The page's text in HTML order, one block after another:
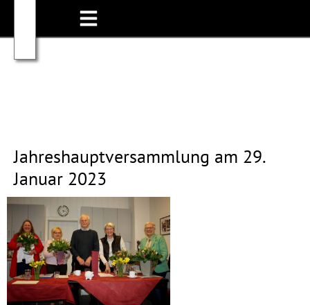
Jahreshauptversammlung am 29.
Januar 2023